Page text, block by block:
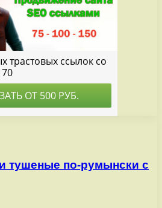
тушеные по-румынски с